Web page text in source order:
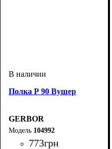
Полка Р 90 Вушер
GERBOR
104992
773грн